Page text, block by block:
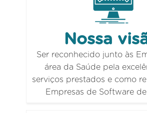
Nossa
Ser reconhecido junto às
área da Saúde pela
serviços prestados e como
Empresas de Software